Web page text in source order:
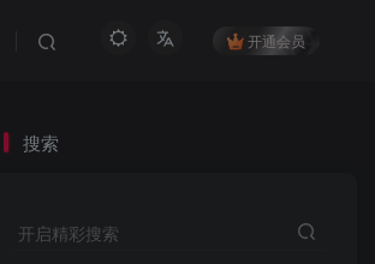
开通会员
搜索
开启精彩搜索
子比主题，更优雅的Wordpress主题